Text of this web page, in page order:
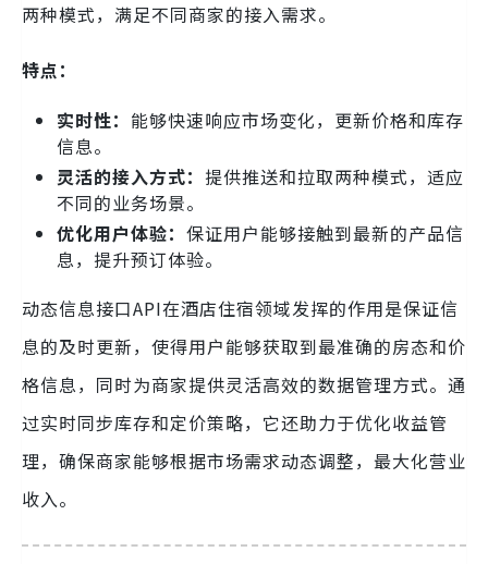
两种模式，满足不同商家的接入需求。
特点：
实时性： 能够快速响应市场变化，更新价格和库存
信息。
灵活的接入方式： 提供推送和拉取两种模式，适应
不同的业务场景。
优化用户体验： 保证用户能够接触到最新的产品信
息，提升预订体验。
动态信息接口API在酒店住宿领域发挥的作用是保证信
息的及时更新，使得用户能够获取到最准确的房态和价
格信息，同时为商家提供灵活高效的数据管理方式。通
过实时同步库存和定价策略，它还助力于优化收益管
理，确保商家能够根据市场需求动态调整，最大化营业
收入。